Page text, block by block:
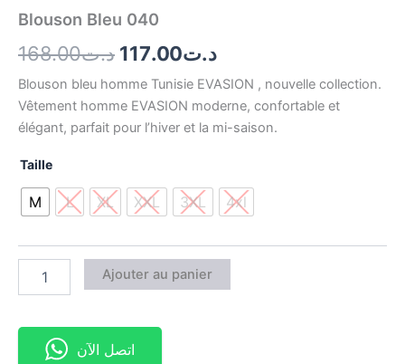
Blouson Bleu 040
د.ت168.00 د.ت117.00
Blouson bleu homme Tunisie EVASION , nouvelle collection.
Vêtement homme EVASION moderne, confortable et
élégant, parfait pour l’hiver et la mi-saison.
Taille
M L XL XXL 3XL 4xl
Ajouter au panier
اتصل الآن